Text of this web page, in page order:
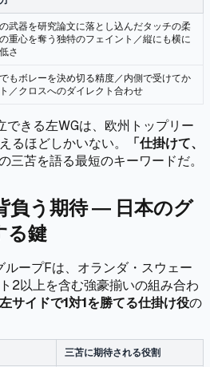
武器を研究論文に落とし込んだタッチの柔
重心を奪う独特のフェイント／縦にも横に
さ
もボレーを決め切る精度／内側で受けてか
／クロスへのダイレクト合わせ
できる左WGは、欧州トップリー
るほどしかいない。
「仕掛けて、
三苫を語る最短のキーワードだ。
負う期待 ― 日本のグ
る鍵
ープFは、オランダ・スウェー
2以上を含む強豪揃いの組み合わ
左サイドで1対1を勝てる仕掛け役の
三苫に期待される役割